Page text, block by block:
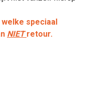
speciaal
NIETretour.